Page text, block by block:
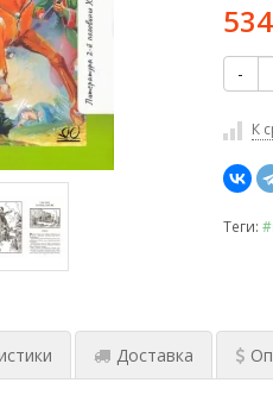
534
-
К
Теги:
Доставка